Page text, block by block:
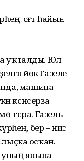
сәғәт һайын
уҡталды. Юл
йөк Газеле
машина
консерва
тора. Газель
бер – нисә
осҡан.
уның янына